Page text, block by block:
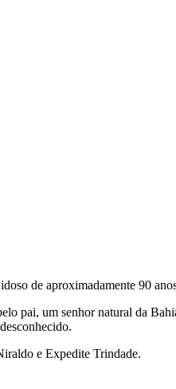
de aproximadamente 90
pai, um senhor natural da
e Expedite Trindade.